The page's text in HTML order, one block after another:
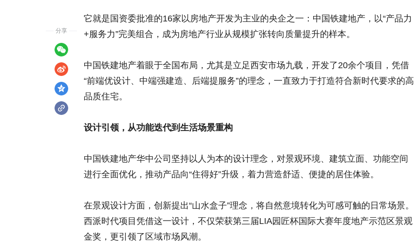
它就是国资委批准的16家以房地产开发为主业的央企之一：中国铁建地产，以“产品力
+服务力”完美组合，成为房地产行业从规模扩张转向质量提升的样本。
中国铁建地产着眼于全国布局，尤其是立足西安市场九载，开发了20余个项目，凭借
“前端优设计、中端强建造、后端提服务”的理念，一直致力于打造符合新时代要求的高
品质住宅。
设计引领，从功能迭代到生活场景重构
中国铁建地产华中公司坚持以人为本的设计理念，对景观环境、建筑立面、功能空间
进行全面优化，推动产品向“住得好”升级，着力营造舒适、便捷的居住体验。
在景观设计方面，创新提出“山水盒子”理念，将自然意境转化为可感可触的日常场景。
西派时代项目凭借这一设计，不仅荣获第三届LIA园匠杯国际大赛年度地产示范区景观
金奖，更引领了区域市场风潮。
分享